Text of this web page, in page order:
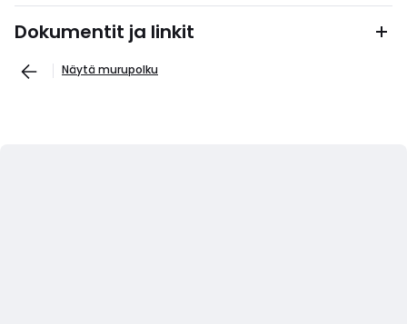
Dokumentit ja linkit
Näytä murupolku